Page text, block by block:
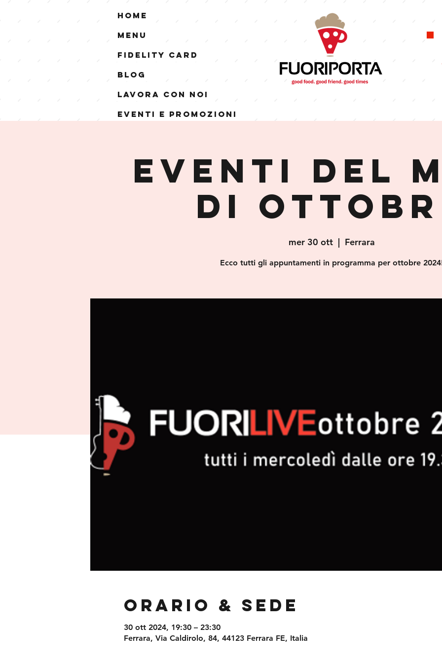
Home
Menu
Fidelity Card
Blog
Lavora con noi
Eventi e Promozioni
EVENTI DEL
DI
mer 30 ott
  |
Ferrara
Ecco tutti gli appuntamenti in programma per ottobre
Orario & Sede
30 ott 2024, 19:30 – 23:30
Ferrara, Via Caldirolo, 84, 44123 Ferrara FE, Italia